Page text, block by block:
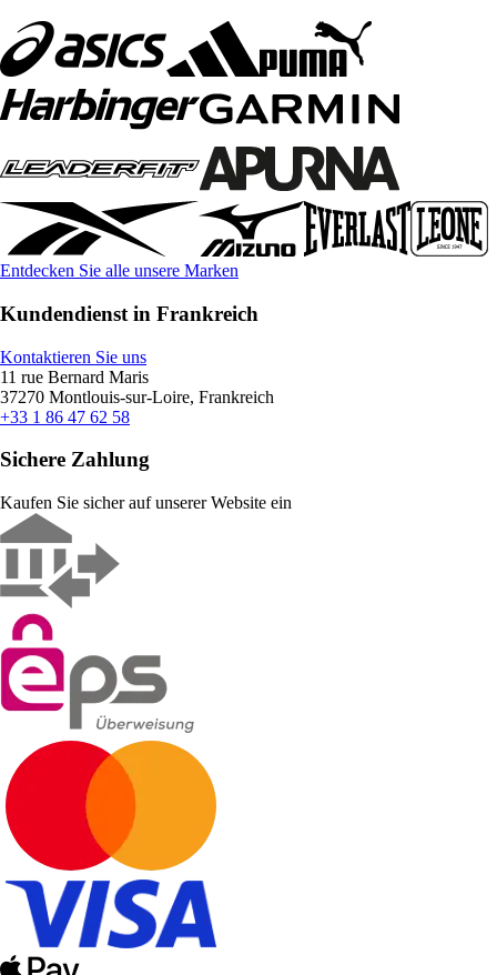
Entdecken Sie alle unsere Marken
Kundendienst in Frankreich
Kontaktieren Sie uns
11 rue Bernard Maris
37270 Montlouis-sur-Loire, Frankreich
+33 1 86 47 62 58
Sichere Zahlung
Kaufen Sie sicher auf unserer Website ein